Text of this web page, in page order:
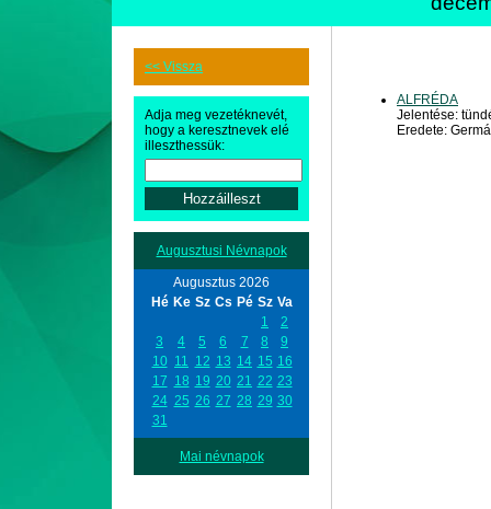
<< Vissza
Adja meg vezetéknevét,
hogy a keresztnevek elé
illeszthessük:
Augusztusi Névnapok
Augusztus 2026
Hé Ke Sz Cs Pé Sz Va
1
2
3
4 5 6 7 8
9
10 11 12 13 14 15 16
17 18 19 20 21 22 23
24 25 26 27 28 29 30
31
Mai névnapok
ALFRÉDA
Jelentése:
Eredete: